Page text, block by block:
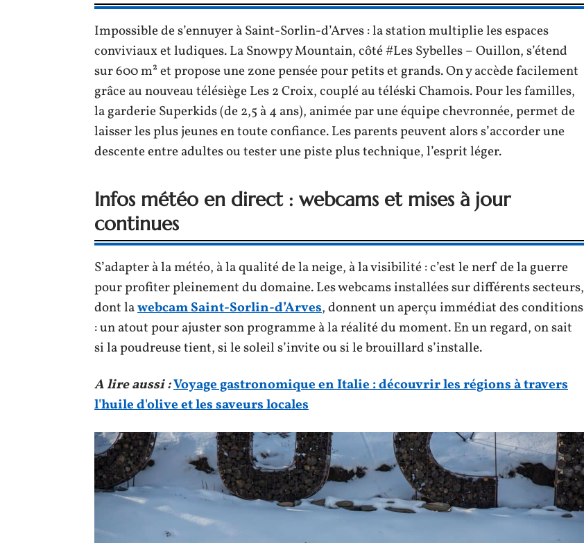
Impossible de s’ennuyer à Saint-Sorlin-d’Arves : la station multiplie les espaces
conviviaux et ludiques. La Snowpy Mountain, côté #Les Sybelles – Ouillon, s’étend
sur 600 m² et propose une zone pensée pour petits et grands. On y accède facilement
grâce au nouveau télésiège Les 2 Croix, couplé au téléski Chamois. Pour les familles,
la garderie Superkids (de 2,5 à 4 ans), animée par une équipe chevronnée, permet de
laisser les plus jeunes en toute confiance. Les parents peuvent alors s’accorder une
descente entre adultes ou tester une piste plus technique, l’esprit léger.
Infos météo en direct : webcams et mises à jour
continues
S’adapter à la météo, à la qualité de la neige, à la visibilité : c’est le nerf de la guerre
pour profiter pleinement du domaine. Les webcams installées sur différents secteurs,
dont lawebcam Saint-Sorlin-d’Arves, donnent un aperçu immédiat des conditions
: un atout pour ajuster son programme à la réalité du moment. En un regard, on sait
si la poudreuse tient, si le soleil s’invite ou si le brouillard s’installe.
A lire aussi :Voyage gastronomique en Italie : découvrir les régions à travers
l'huile d'olive et les saveurs locales